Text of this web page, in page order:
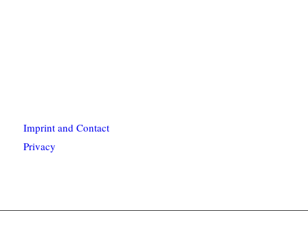
Imprint and Contact
Privacy